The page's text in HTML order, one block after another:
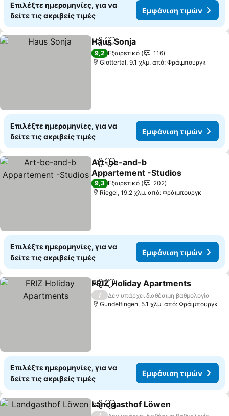
Επιλέξτε ημερομηνίες, για να
δείτε τις ακριβείς τιμές
Εμφάνιση τιμών
Κοινοποίηση
Προσθήκη στα αγαπημένα
Haus Sonja
9,2 Εξαιρετικό
116
Glottertal, 9.1 χλμ. από: Φράιμπουργκ
Επιλέξτε ημερομηνίες, για να
δείτε τις ακριβείς τιμές
Εμφάνιση τιμών
Κοινοποίηση
Προσθήκη στα αγαπημένα
Art-be-and-b
Appartement -Studios
9,3 Εξαιρετικό
202
Riegel, 19.2 χλμ. από: Φράιμπουργκ
Επιλέξτε ημερομηνίες, για να
δείτε τις ακριβείς τιμές
Εμφάνιση τιμών
Κοινοποίηση
Προσθήκη στα αγαπημένα
FRIZ Holiday Apartments
/
Δεν υπάρχει διαθέσιμη βαθμολογία
Gundelfingen, 5.1 χλμ. από: Φράιμπουργκ
Επιλέξτε ημερομηνίες, για να
δείτε τις ακριβείς τιμές
Εμφάνιση τιμών
Κοινοποίηση
Προσθήκη στα αγαπημένα
Landgasthof Löwen